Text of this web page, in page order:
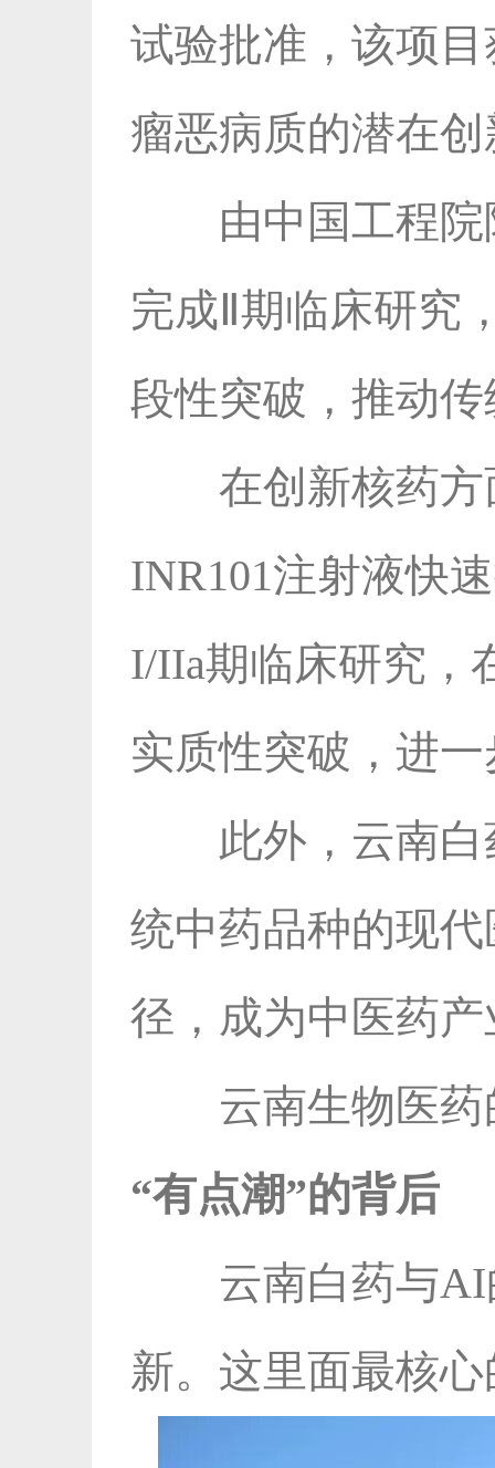
试验批准，该项
瘤恶病质的潜在
由中国工程
完成Ⅱ期临床研究
段性突破，推动
在创新核药
INR101注射液快
I/IIa期临床研究，
实质性突破，进
此外，云南
统中药品种的现
径，成为中医药
云南生物医
“有点潮”的背后
云南白药与
新。这里面最核